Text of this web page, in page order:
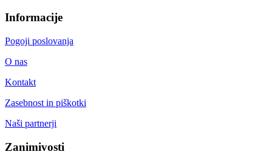
Informacije
Pogoji poslovanja
O nas
Kontakt
Zasebnost in piškotki
Naši partnerji
Zanimivosti